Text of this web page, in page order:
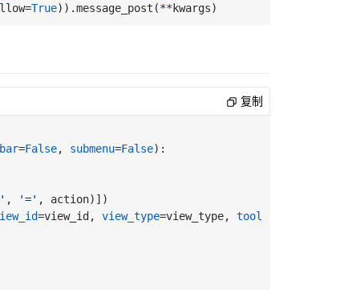
True
复制
=False, submenu=False):
, '=' , action)])
=view_id, view_type=view_type, toolbar